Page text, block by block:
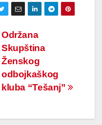
Održana
Skupština
Ženskog
odbojkaškog
kluba “Tešanj”